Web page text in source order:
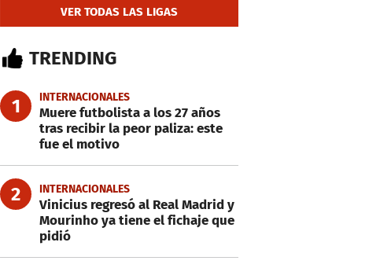
VER TODAS LAS LIGAS
TRENDING
1 INTERNACIONALES
Muere futbolista a los 27 años
tras recibir la peor paliza: este
fue el motivo
2 INTERNACIONALES
Vinicius regresó al Real Madrid y
Mourinho ya tiene el fichaje que
pidió